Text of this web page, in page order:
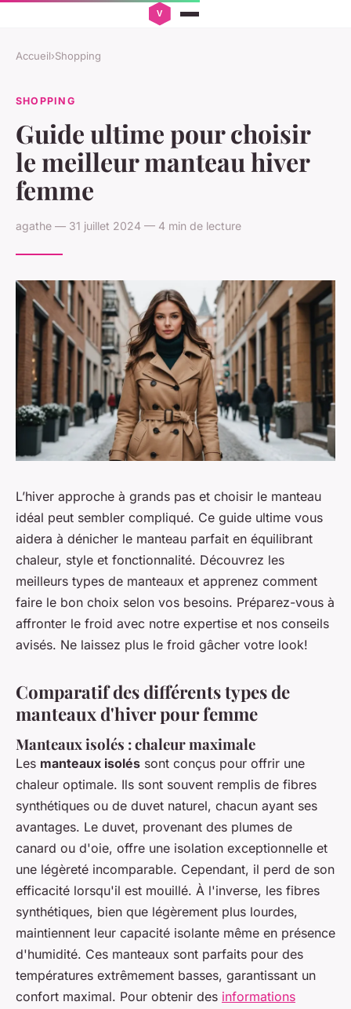
Accueil›Shopping
SHOPPING
Guide ultime pour choisir
le meilleur manteau hiver
femme
agathe — 31 juillet 2024 — 4 min de lecture
L’hiver approche à grands pas et choisir le manteau
idéal peut sembler compliqué. Ce guide ultime vous
aidera à dénicher le manteau parfait en équilibrant
chaleur, style et fonctionnalité. Découvrez les
meilleurs types de manteaux et apprenez comment
faire le bon choix selon vos besoins. Préparez-vous à
affronter le froid avec notre expertise et nos conseils
avisés. Ne laissez plus le froid gâcher votre look!
Comparatif des différents types de
manteaux d'hiver pour femme
Manteaux isolés : chaleur maximale
Les manteaux isolés sont conçus pour offrir une
chaleur optimale. Ils sont souvent remplis de fibres
synthétiques ou de duvet naturel, chacun ayant ses
avantages. Le duvet, provenant des plumes de
canard ou d'oie, offre une isolation exceptionnelle et
une légèreté incomparable. Cependant, il perd de son
efficacité lorsqu'il est mouillé. À l'inverse, les fibres
synthétiques, bien que légèrement plus lourdes,
maintiennent leur capacité isolante même en présence
d'humidité. Ces manteaux sont parfaits pour des
températures extrêmement basses, garantissant un
confort maximal. Pour obtenir des informations